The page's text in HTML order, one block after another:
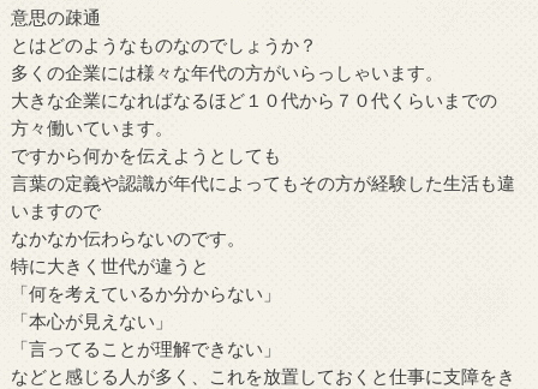
意思の疎通
とはどのようなものなのでしょうか？
多くの企業には様々な年代の方がいらっしゃいます。
大きな企業になればなるほど１０代から７０代くらいまでの
方々働いています。
ですから何かを伝えようとしても
言葉の定義や認識が年代によってもその方が経験した生活も違
いますので
なかなか伝わらないのです。
特に大きく世代が違うと
「何を考えているか分からない」
「本心が見えない」
「言ってることが理解できない」
などと感じる人が多く、これを放置しておくと仕事に支障をき